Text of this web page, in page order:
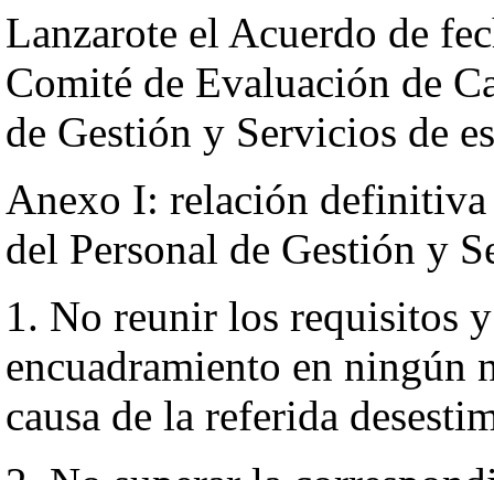
Lanzarote el Acuerdo de
Comité de Evaluación de
de Gestión y Servicios de
Anexo I: relación definitiva
del Personal de Gestión y
1. No reunir los requisitos
encuadramiento en ningún
causa de la referida